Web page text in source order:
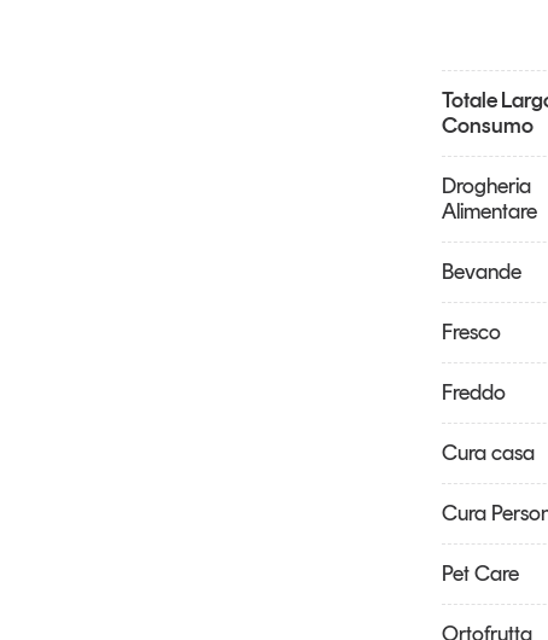
Totale
Consumo
Drogheria
Alimentare
Bevande
Fresco
Freddo
Cura casa
Cura
Pet Care
Ortofrutta